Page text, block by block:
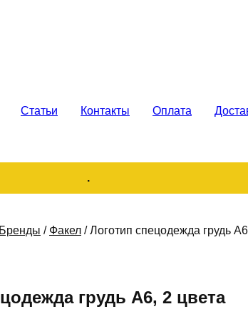
Статьи Контакты Оплата
.
Бренды / Факел /Логотип спецодежда грудь
грудь А6, 2 цвета